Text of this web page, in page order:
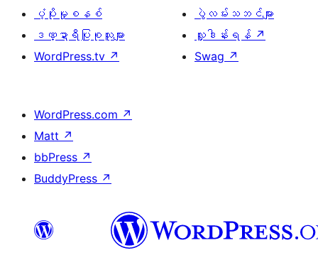
ပံ့ပိုးမှုစနစ်
ဒဏ္ဍာရီပြုစုသူများ
WordPress.tv ↗
ပွဲလမ်းသဘင်များ
လှူဒါန်းရန် ↗
Swag ↗
WordPress.com ↗
Matt ↗
bbPress ↗
BuddyPress ↗